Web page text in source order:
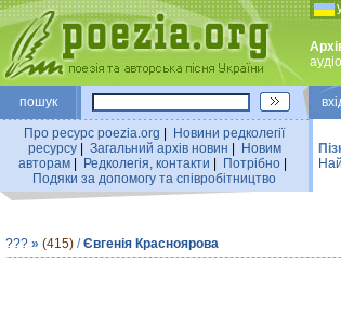
пошук
Про ресурс poezia.org
Новини редколегiї
ресурсу| Загальний архiв новин
Новим
авторам
Редколегiя, контакти Потрiбно
Подяки за допомогу та співробітництво
??? » (415) /Євгенія Красноярова